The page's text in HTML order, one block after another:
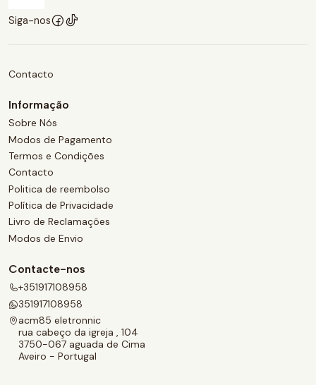
Siga-nos
Contacto
Informação
Sobre Nós
Modos de Pagamento
Termos e Condições
Contacto
Politica de reembolso
Política de Privacidade
Livro de Reclamações
Modos de Envio
Contacte-nos
+351917108958
351917108958
acm85 eletronnic
rua cabeço da igreja , 104
3750-067 aguada de Cima
Aveiro - Portugal